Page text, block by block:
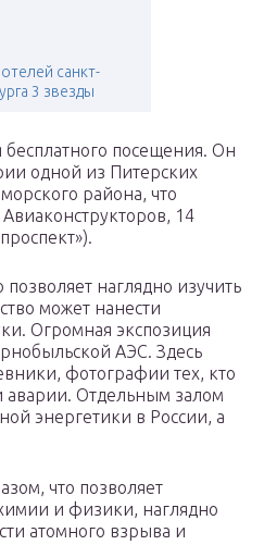
санкт-
3 звезды
посещения. Он
одной из Питерских
района, что
14
наглядно изучить
может нанести
Огромная экспозиция
АЭС. Здесь
фотографии тех, кто
аварии. Отдельным залом
энергетики в России, а
что позволяет
и физики, наглядно
атомного взрыва и